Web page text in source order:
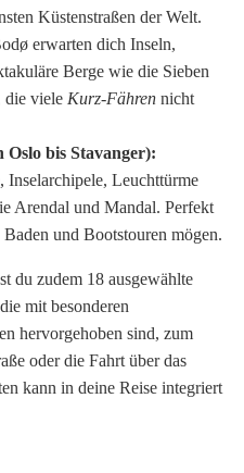
Küstenstraßen der Welt.
erwarten dich Inseln,
Berge wie die Sieben
die viele Kurz-Fähren nicht
Oslo bis Stavanger):
Inselarchipele, Leuchttürme
Arendal und Mandal. Perfekt
und Bootstouren mögen.
du zudem 18 ausgewählte
mit besonderen
hervorgehoben sind, zum
oder die Fahrt über das
kann in deine Reise integriert